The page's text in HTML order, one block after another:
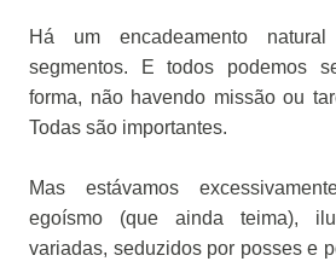
Há um encadeamento
segmentos. E todos podemos
forma, não havendo missão ou
Todas são importantes.
Mas estávamos
egoísmo (que ainda teima),
variadas, seduzidos por posses e